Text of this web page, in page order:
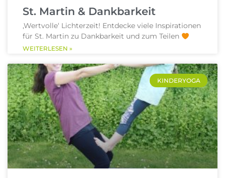
St. Martin & Dankbarkeit
,Wertvolle‘ Lichterzeit! Entdecke viele Inspirationen
für St. Martin zu Dankbarkeit und zum Teilen
WEITERLESEN »
KINDERYOGA